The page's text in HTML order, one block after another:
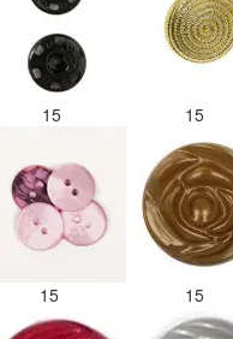
15 15
15 15